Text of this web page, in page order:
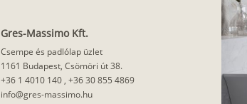
Gres-Massimo Kft.
Csempe és padlólap üzlet
1161 Budapest, Csömöri út 38.
+36 1 4010 140 , +36 30 855 4869
info@gres-massimo.hu